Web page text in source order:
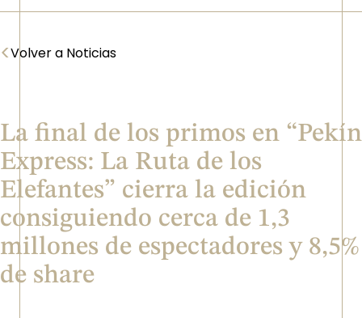
<Volver a Noticias
La final de los primos en “Pekín
Express: La Ruta de los
Elefantes” cierra la edición
consiguiendo cerca de 1,3
millones de espectadores y 8,5%
de share